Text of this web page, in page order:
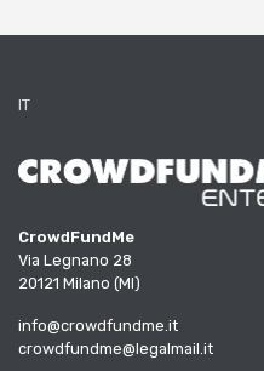
IT
CrowdFundMe
Via Legnano 28
20121 Milano (MI)
info@crowdfundme.it
crowdfundme@legalmail.it